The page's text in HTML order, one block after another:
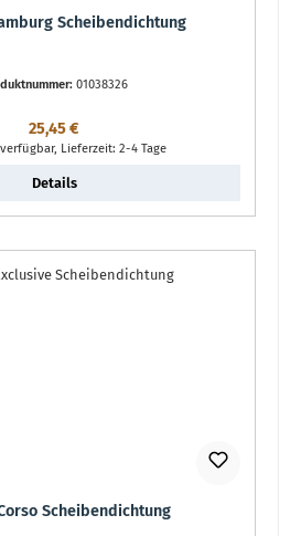
Scheibendichtung
01038326
Regulärer Preis:
25,45 €
Lieferzeit: 2-4 Tage
Details
Scheibendichtung